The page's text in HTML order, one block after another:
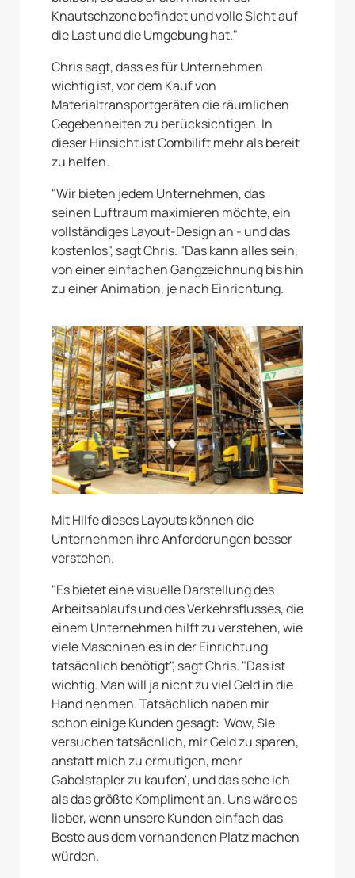
Knautschzone befindet und volle Sicht auf
die Last und die Umgebung hat."
Chris sagt, dass es für Unternehmen
wichtig ist, vor dem Kauf von
Materialtransportgeräten die räumlichen
Gegebenheiten zu berücksichtigen. In
dieser Hinsicht ist Combilift mehr als bereit
zu helfen.
"Wir bieten jedem Unternehmen, das
seinen Luftraum maximieren möchte, ein
vollständiges Layout-Design an - und das
kostenlos", sagt Chris. "Das kann alles sein,
von einer einfachen Gangzeichnung bis hin
zu einer Animation, je nach Einrichtung.
Mit Hilfe dieses Layouts können die
Unternehmen ihre Anforderungen besser
verstehen.
"Es bietet eine visuelle Darstellung des
Arbeitsablaufs und des Verkehrsflusses, die
einem Unternehmen hilft zu verstehen, wie
viele Maschinen es in der Einrichtung
tatsächlich benötigt", sagt Chris. "Das ist
wichtig. Man will ja nicht zu viel Geld in die
Hand nehmen. Tatsächlich haben mir
schon einige Kunden gesagt: 'Wow, Sie
versuchen tatsächlich, mir Geld zu sparen,
anstatt mich zu ermutigen, mehr
Gabelstapler zu kaufen', und das sehe ich
als das größte Kompliment an. Uns wäre es
lieber, wenn unsere Kunden einfach das
Beste aus dem vorhandenen Platz machen
würden.